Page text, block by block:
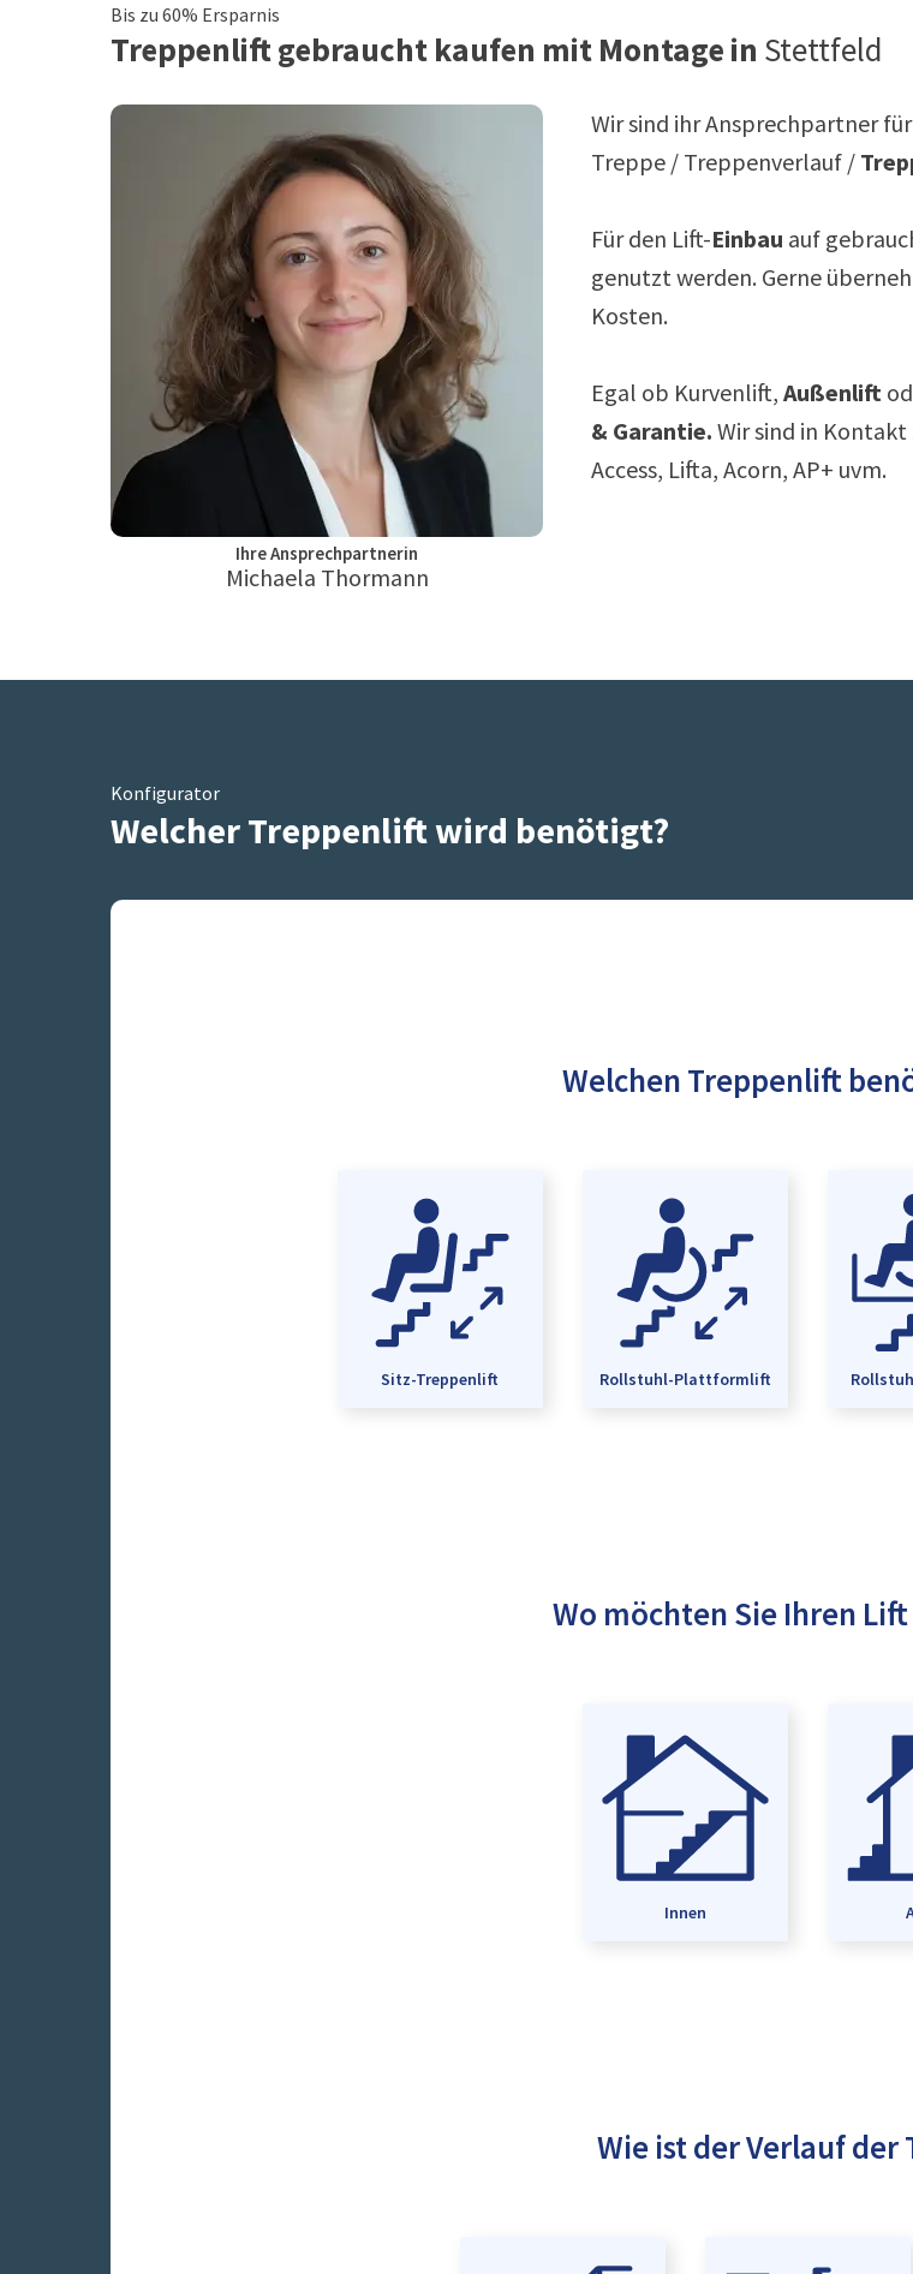
Bis zu 60% Ersparnis
Treppenliftgebraucht kaufen mit Montage in Stettfeld
Ihre Ansprechpartnerin
Michaela Thormann
Wir sind ihr Ansprechpartner für
Treppe / Treppenverlauf /
Für den Lift-Einbau auf
genutzt werden. Gerne
Kosten.
Egal ob Kurvenlift, Außenlift
& Garantie. Wir sind in Kontakt
Access, Lifta, Acorn, AP+ uvm.
Konfigurator
Welcher Treppenlift wird benötigt?
Welchen Treppenlift
Sitz-Treppenlift Rollstuhl-Plattformlift
Wo möchten Sie Ihren
Innen
Wie ist der Verlauf der